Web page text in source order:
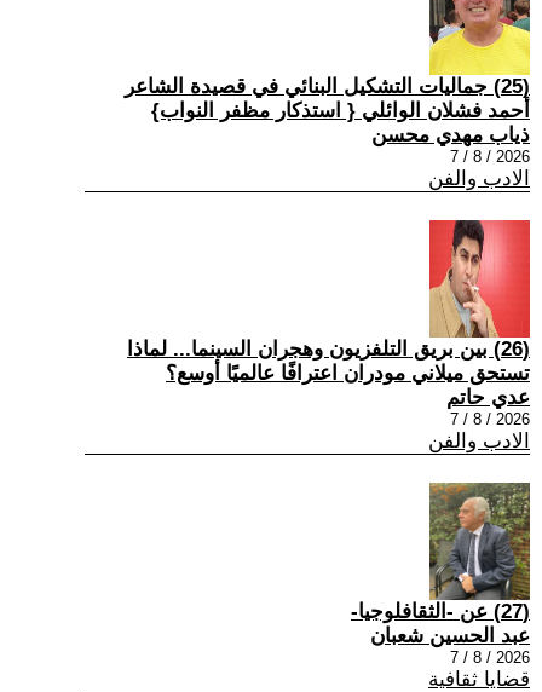
(25) جماليات التشكيل البنائي في قصيدة الشاعر
أحمد فشلان الوائلي { استذكار مظفر النواب}
ذياب مهدي محسن
2026 / 8 / 7
الادب والفن
(26) بين بريق التلفزيون وهجران السينما... لماذا
تستحق ميلاني مودران اعترافًا عالميًا أوسع؟
عدي حاتم
2026 / 8 / 7
الادب والفن
(27) عن -الثقافلوجيا-
عبد الحسين شعبان
2026 / 8 / 7
قضايا ثقافية